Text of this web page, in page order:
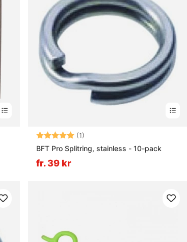
Betyg: (1)
BFT Pro Splitring, stainless - 10-pack
fr. 39 kr